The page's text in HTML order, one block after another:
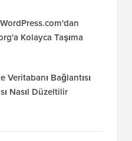
Kolayca Taşıma
Veritabanı Bağlantısı
Nasıl Düzeltilir